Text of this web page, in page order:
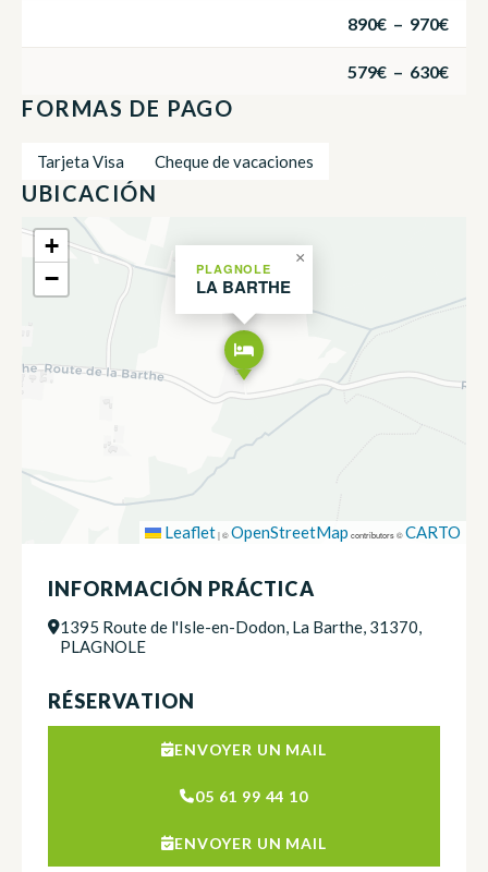
890€ – 970€
579€ – 630€
FORMAS DE PAGO
Tarjeta Visa Cheque de vacaciones
UBICACIÓN
PLAGNOLE
LA BARTHE
×
+
−
Leaflet|©OpenStreetMap contributors ©CARTO
INFORMACIÓN PRÁCTICA
1395 Route de l'Isle-en-Dodon, La Barthe, 31370,
PLAGNOLE
RÉSERVATION
ENVOYER UN MAIL
05 61 99 44 10
ENVOYER UN MAIL